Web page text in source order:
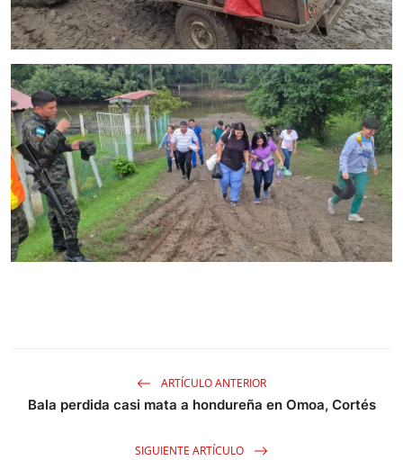
ARTÍCULO ANTERIOR
Bala perdida casi mata a hondureña en Omoa, Cortés
SIGUIENTE ARTÍCULO